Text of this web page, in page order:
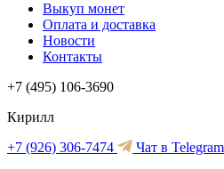
Выкуп монет
Оплата и доставка
Новости
Контакты
+7 (495) 106-3690
Кирилл
+7 (926) 306-7474
Чат в Telegram